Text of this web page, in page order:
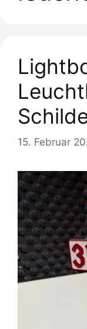
15. Februar